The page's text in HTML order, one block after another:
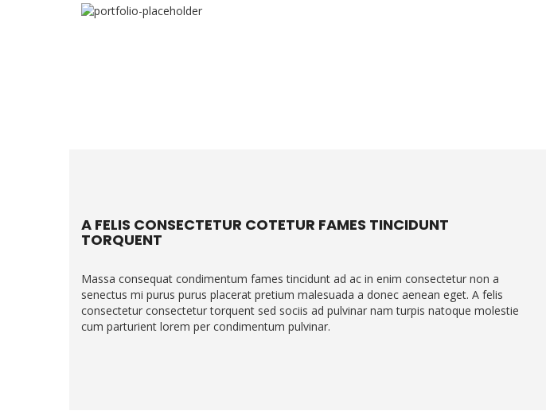
A FELIS CONSECTETUR COTETUR FAMES TINCIDUNT
TORQUENT
Massa consequat condimentum fames tincidunt ad ac in enim consectetur non a
senectus mi purus purus placerat pretium malesuada a donec aenean eget. A felis
consectetur consectetur torquent sed sociis ad pulvinar nam turpis natoque molestie
cum parturient lorem per condimentum pulvinar.